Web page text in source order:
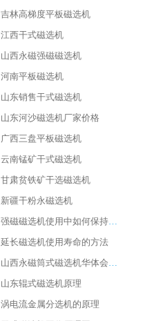
吉林高梯度平板磁选机
江西干式磁选机
山西永磁强磁磁选机
河南平板磁选机
山东销售干式磁选机
山东河沙磁选机厂家价格
广西三盘平板磁选机
云南锰矿干式磁选机
甘肃贫铁矿干选磁选机
新疆干粉永磁选机
强磁磁选机使用中如何保持其顺畅运行
延长磁选机使用寿命的方法
山西永磁筒式磁选机华体会手机网页版-华体会(中国)
山东辊式磁选机原理
涡电流金属分选机的原理